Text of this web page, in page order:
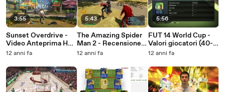
3:55
Sunset Overdrive -
Video Anteprima HD
ITA Spaziogames.it
12 anni fa
5:43
The Amazing Spider
Man 2 - Recensione
HD ITA
12 anni fa
5:56
FUT 14 World Cup -
Valori giocatori (40-
31)
12 anni fa